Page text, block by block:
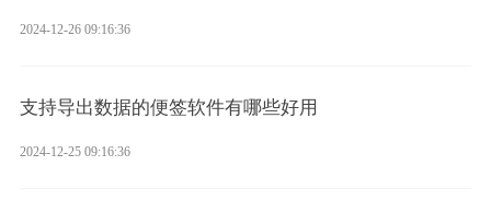
2024-12-26 09:16:36
支持导出数据的便签软件有哪些好用
2024-12-25 09:16:36